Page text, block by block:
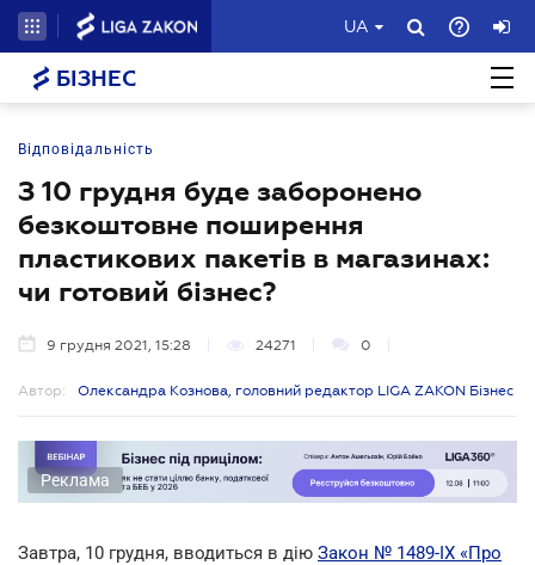
UA
БІЗНЕС
Відповідальність
З 10 грудня буде заборонено
безкоштовне поширення
пластикових пакетів в магазинах:
чи готовий бізнес?
9 грудня 2021, 15:28 24271 0
Автор: Олександра Кознова, головний редактор LIGA ZAKON Бізнес
Реклама
Завтра, 10 грудня, вводиться в дію Закон № 1489-IX «Про